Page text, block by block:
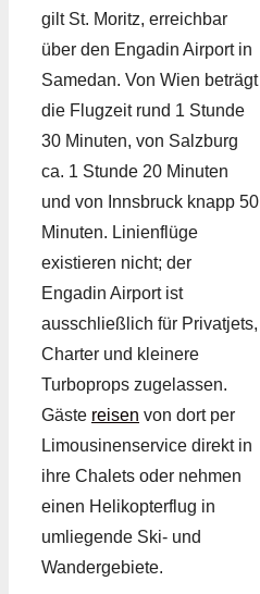
gilt St. Moritz, erreichbar
über den Engadin Airport in
Samedan. Von Wien beträgt
die Flugzeit rund 1 Stunde
30 Minuten, von Salzburg
ca. 1 Stunde 20 Minuten
und von Innsbruck knapp 50
Minuten. Linienflüge
existieren nicht; der
Engadin Airport ist
ausschließlich für Privatjets,
Charter und kleinere
Turboprops zugelassen.
Gäste reisen von dort per
Limousinenservice direkt in
ihre Chalets oder nehmen
einen Helikopterflug in
umliegende Ski- und
Wandergebiete.